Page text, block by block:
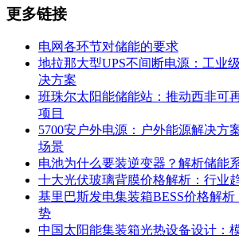
更多链接
电网各环节对储能的要求
地拉那大型UPS不间断电源：工业
决方案
班珠尔太阳能储能站：推动西非可
项目
5700安户外电源：户外能源解决方
场景
电池为什么要装逆变器？解析储能
十大光伏玻璃背膜价格解析：行业
基里巴斯发电集装箱BESS价格解
势
中国太阳能集装箱光热设备设计：